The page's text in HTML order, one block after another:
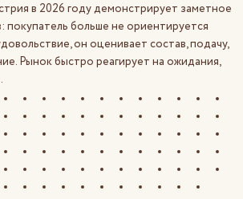
в 2026 году демонстрирует заметное
больше не ориентируется
он оценивает состав, подачу,
Рынок быстро реагирует на ожидания,